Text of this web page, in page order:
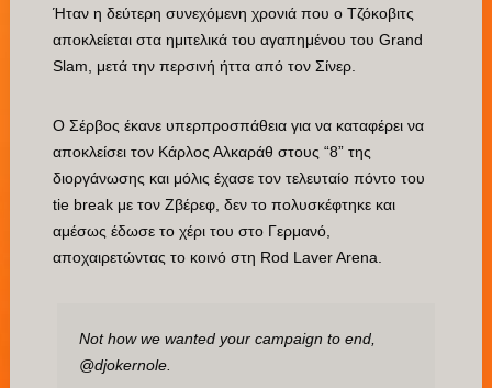
Ήταν η δεύτερη συνεχόμενη χρονιά που ο Τζόκοβιτς
αποκλείεται στα ημιτελικά του αγαπημένου του Grand
Slam, μετά την περσινή ήττα από τον Σίνερ.
Ο Σέρβος έκανε υπερπροσπάθεια για να καταφέρει να
αποκλείσει τον Κάρλος Αλκαράθ στους “8” της
διοργάνωσης και μόλις έχασε τον τελευταίο πόντο του
tie break με τον Ζβέρεφ, δεν το πολυσκέφτηκε και
αμέσως έδωσε το χέρι του στο Γερμανό,
αποχαιρετώντας το κοινό στη Rod Laver Arena.
Not how we wanted your campaign to end,
@djokernole.